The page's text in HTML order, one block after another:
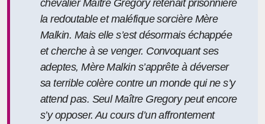
chevalier Maître Gregory retenait prisonnière
la redoutable et maléfique sorcière Mère
Malkin. Mais elle s’est désormais échappée
et cherche à se venger. Convoquant ses
adeptes, Mère Malkin s’apprête à déverser
sa terrible colère contre un monde qui ne s’y
attend pas. Seul Maître Gregory peut encore
s’y opposer. Au cours d’un affrontement